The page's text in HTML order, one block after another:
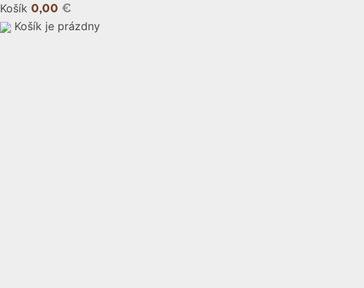
Košík 0,00 €
Košík je prázdny